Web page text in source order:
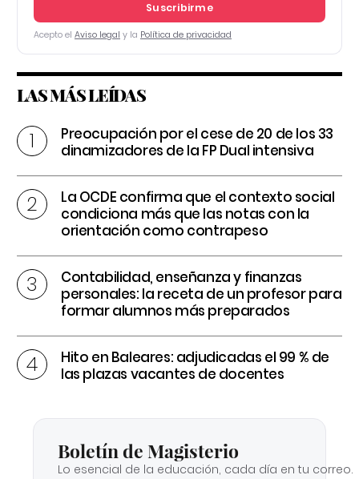
Suscribirme
Acepto el Aviso legal y la Política de privacidad
LAS MÁS LEÍDAS
Preocupación por el cese de 20 de los 33
dinamizadores de la FP Dual intensiva
La OCDE confirma que el contexto social
condiciona más que las notas con la
orientación como contrapeso
Contabilidad, enseñanza y finanzas
personales: la receta de un profesor para
formar alumnos más preparados
Hito en Baleares: adjudicadas el 99 % de
las plazas vacantes de docentes
Boletín de Magisterio
Lo esencial de la educación, cada día en tu correo.